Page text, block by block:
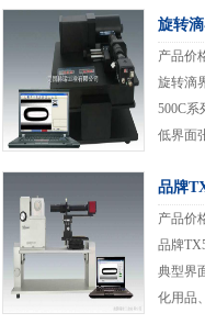
各高校
旋转
产品价
旋转滴
500C
低界面
品、油
Drop...
品牌
产品价
品牌
典型界
化用品